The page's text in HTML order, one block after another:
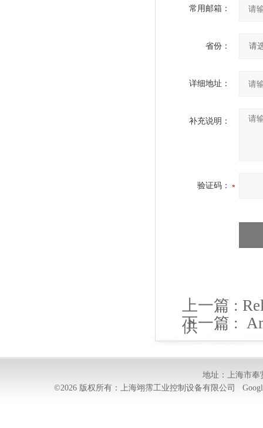
常用邮箱：
省份：
详细地址：
补充说明：
验证码：
上一篇 :
供
下一篇 :
地址：上海市奉
©2026 版权所有：上海翊霈工业控制设备有限公司